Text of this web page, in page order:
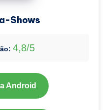
Shows
4,8/5
Android